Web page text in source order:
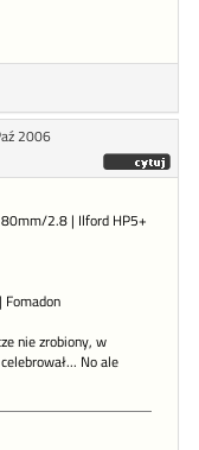
2006
80mm/2.8 | Ilford HP5+
nie zrobiony, w
No ale